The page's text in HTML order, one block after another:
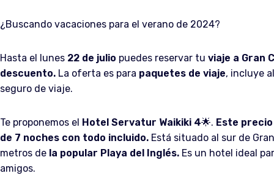
¿Buscando vacaciones para el verano de 2024?
Hasta el lunes 22 de julio puedes reservar tu viaje a Gran
descuento. La oferta es para paquetes de viaje, incluye
seguro de viaje.
Te proponemos el Hotel Servatur Waikiki 4🌟. Este
de 7 noches con todo incluido. Está situado al sur de
metros de la popular Playa del Inglés. Es un hotel ideal
amigos.